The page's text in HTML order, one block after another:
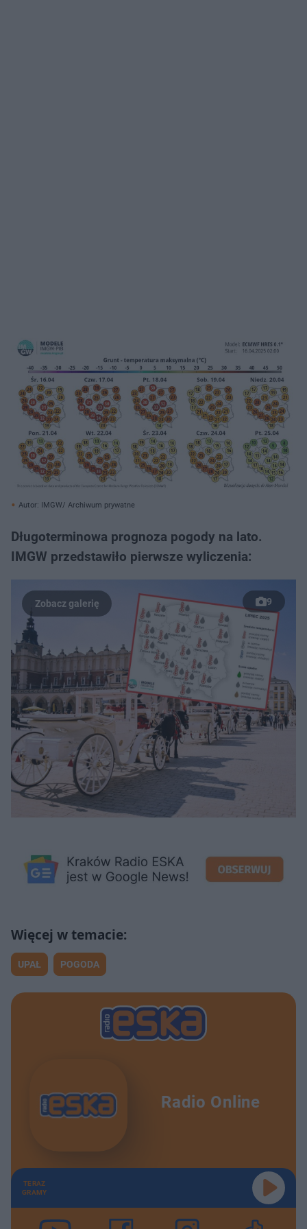
Autor: IMGW/ Archiwum prywatne
Długoterminowa prognoza pogody na lato.
IMGW przedstawiło pierwsze wyliczenia:
9
UPAŁ POGODA
Radio Online
TERAZ
GRAMY